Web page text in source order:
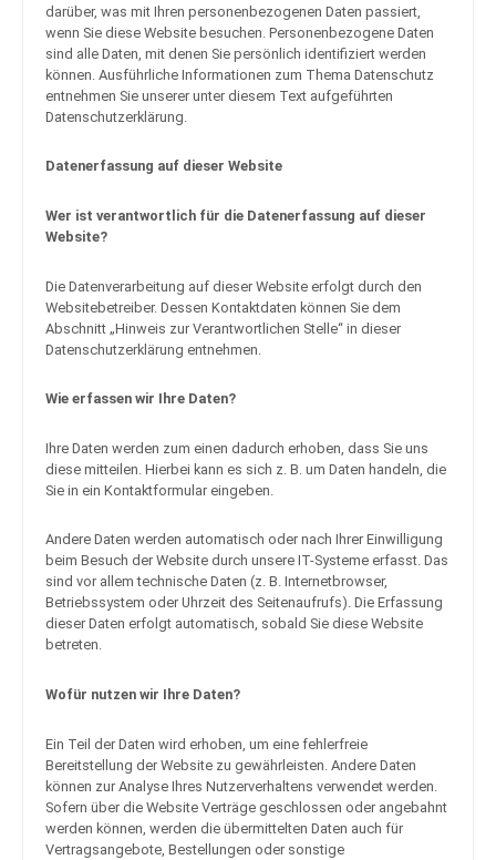
darüber, was mit Ihren personenbezogenen Daten passiert,
wenn Sie diese Website besuchen. Personenbezogene Daten
sind alle Daten, mit denen Sie persönlich identifiziert werden
können. Ausführliche Informationen zum Thema Datenschutz
entnehmen Sie unserer unter diesem Text aufgeführten
Datenschutzerklärung.
Datenerfassung auf dieser Website
Wer ist verantwortlich für die Datenerfassung auf dieser
Website?
Die Datenverarbeitung auf dieser Website erfolgt durch den
Websitebetreiber. Dessen Kontaktdaten können Sie dem
Abschnitt „Hinweis zur Verantwortlichen Stelle“ in dieser
Datenschutzerklärung entnehmen.
Wie erfassen wir Ihre Daten?
Ihre Daten werden zum einen dadurch erhoben, dass Sie uns
diese mitteilen. Hierbei kann es sich z. B. um Daten handeln, die
Sie in ein Kontaktformular eingeben.
Andere Daten werden automatisch oder nach Ihrer Einwilligung
beim Besuch der Website durch unsere IT-Systeme erfasst. Das
sind vor allem technische Daten (z. B. Internetbrowser,
Betriebssystem oder Uhrzeit des Seitenaufrufs). Die Erfassung
dieser Daten erfolgt automatisch, sobald Sie diese Website
betreten.
Wofür nutzen wir Ihre Daten?
Ein Teil der Daten wird erhoben, um eine fehlerfreie
Bereitstellung der Website zu gewährleisten. Andere Daten
können zur Analyse Ihres Nutzerverhaltens verwendet werden.
Sofern über die Website Verträge geschlossen oder angebahnt
werden können, werden die übermittelten Daten auch für
Vertragsangebote, Bestellungen oder sonstige